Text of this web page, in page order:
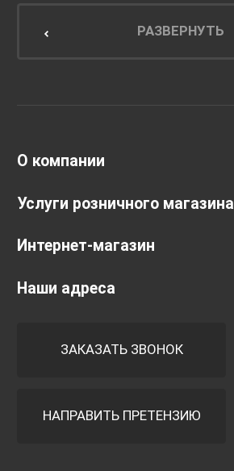
Мебель для кухниРАЗВЕРНУТЬ
О компании
Услуги розничного магазина
Интернет-магазин
Наши адреса
ЗАКАЗАТЬ ЗВОНОК
НАПРАВИТЬ ПРЕТЕНЗИЮ